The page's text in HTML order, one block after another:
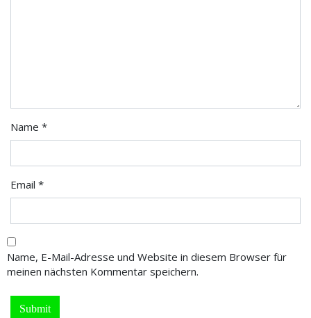
Name *
Email *
Name, E-Mail-Adresse und Website in diesem Browser für
meinen nächsten Kommentar speichern.